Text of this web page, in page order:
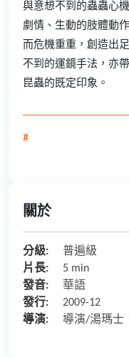
與意想不到的蟲蟲心
劇情、生動的肢體動
而危機重重，創造出
不到的運鏡手法，亦
昆蟲的既定印象。
#
關於
分級:
普遍級
片長:
5 min
發音:
華語
發行:
2009-12
導演:
導演/湯瑪士